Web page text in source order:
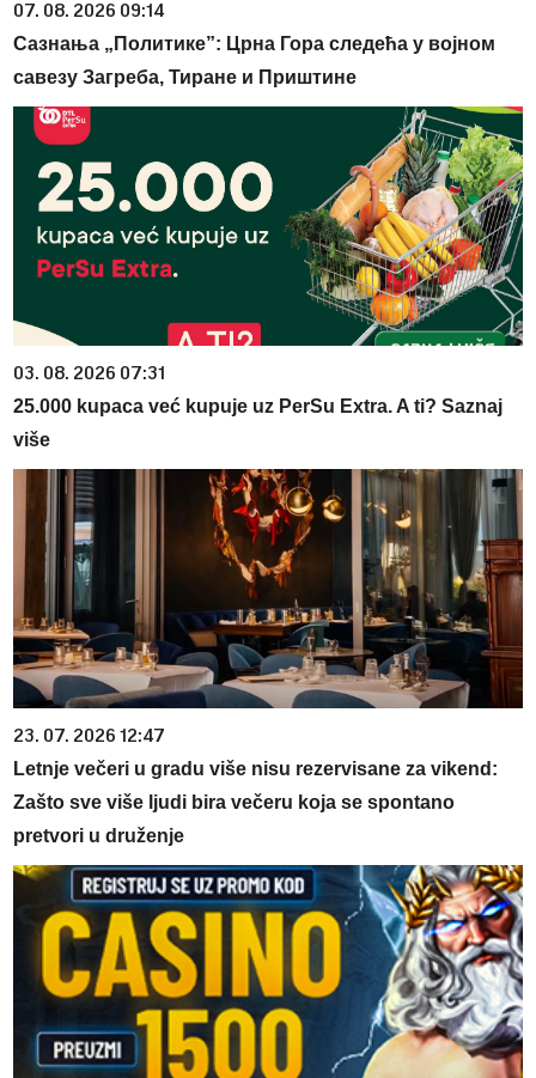
07. 08. 2026 09:14
Сазнања „Политике”: Црна Гора следећа у војном
савезу Загреба, Тиране и Приштине
03. 08. 2026 07:31
25.000 kupaca već kupuje uz PerSu Extra. A ti? Saznaj
više
23. 07. 2026 12:47
Letnje večeri u gradu više nisu rezervisane za vikend:
Zašto sve više ljudi bira večeru koja se spontano
pretvori u druženje